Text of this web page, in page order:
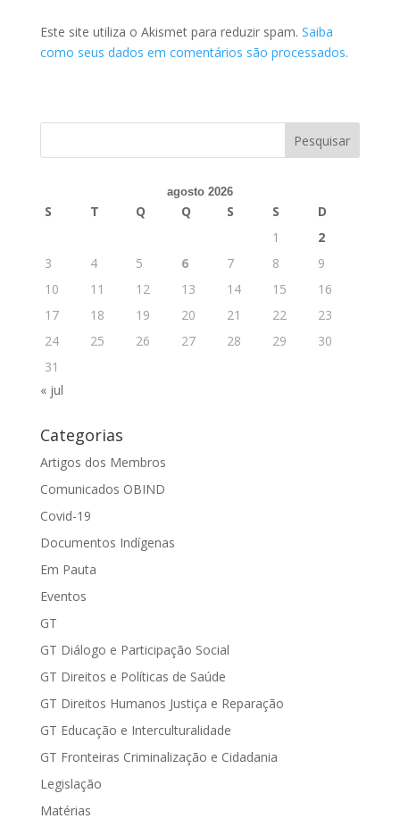
Este site utiliza o Akismet para reduzir spam. Saiba
como seus dados em comentários são processados.
agosto 2026
S T Q Q S S
D
1
2
3
4 5 6 7 8
9
10
11 12 13 14 15
16
17
18 19 20 21 22
23
24
25 26 27 28 29
30
31
« jul
Categorias
Artigos dos Membros
Comunicados OBIND
Covid-19
Documentos Indígenas
Em Pauta
Eventos
GT
GT Diálogo e Participação Social
GT Direitos e Políticas de Saúde
GT Direitos Humanos Justiça e Reparação
GT Educação e Interculturalidade
GT Fronteiras Criminalização e Cidadania
Legislação
Matérias